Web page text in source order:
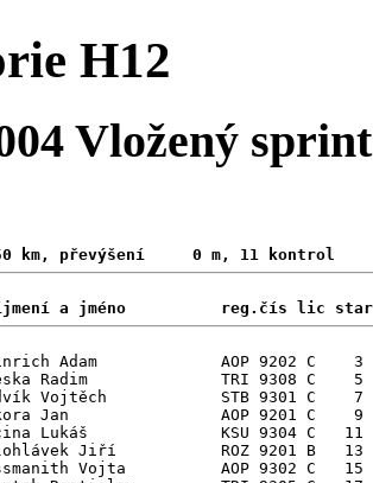
H12
Vložený
km, převýšení     0 m, 11 kontrol
a jméno          reg.čís lic
Adam             AOP 9202 C    3
Radim              TRI 9308 C    5
Vojtěch            STB 9301 C    7
Jan                AOP 9201 C    9
Lukáš              KSU 9304 C   11
Jiří           ROZ 9201 B   13
Vojta          AOP 9302 C   15